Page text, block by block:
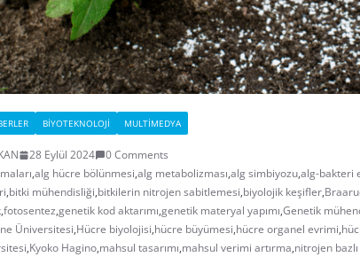
BIYOTEKNOLOJI MULTIMEDYA
28 Eylül 2024
0 Comments
,alg hücre bölünmesi,alg metabolizması,alg simbiyozu,alg-bakteri
,bitki mühendisliği,bitkilerin nitrojen sabitlemesi,biyolojik keşifler,
,fotosentez,genetik kod aktarımı,genetik materyal yapımı,Genetik
Üniversitesi,Hücre biyolojisi,hücre büyümesi,hücre organel evrimi,
,Kyoko Hagino,mahsul tasarımı,mahsul verimi artırma,nitrojen